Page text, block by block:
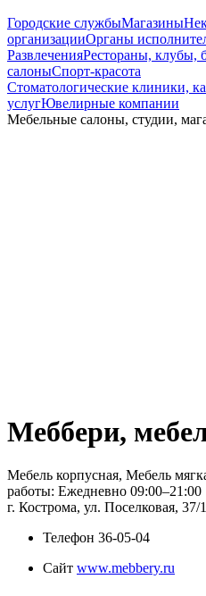
Городские службыМагазины
организацииОрганы
РазвлеченияРестораны, клубы,
салоныСпорт-красота
Стоматологические клиники,
услугЮвелирные компании
Мебельные салоны, студии,
Меббери,
Мебель корпусная, Мебель
работы: Ежедневно 09:00–21:00
г. Кострома, ул. Поселковая,
Телефон 36-05-04
Сайт www.mebbery.ru